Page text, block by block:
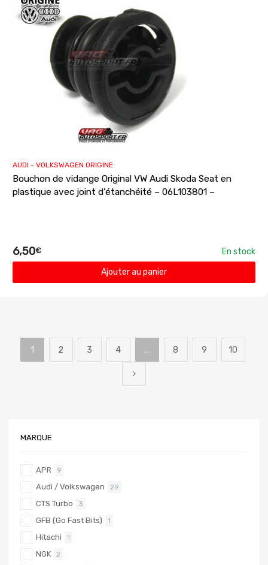
AUDI - VOLKSWAGEN ORIGINE
Bouchon de vidange Original VW Audi Skoda Seat en
plastique avec joint d’étanchéité – 06L103801 –
6,50€
En stock
Ajouter au panier
1 2 3 4 … 8 9 10
MARQUE
APR 9
Audi / Volkswagen 29
CTS Turbo 3
GFB (Go Fast Bits) 1
Hitachi 1
NGK 2